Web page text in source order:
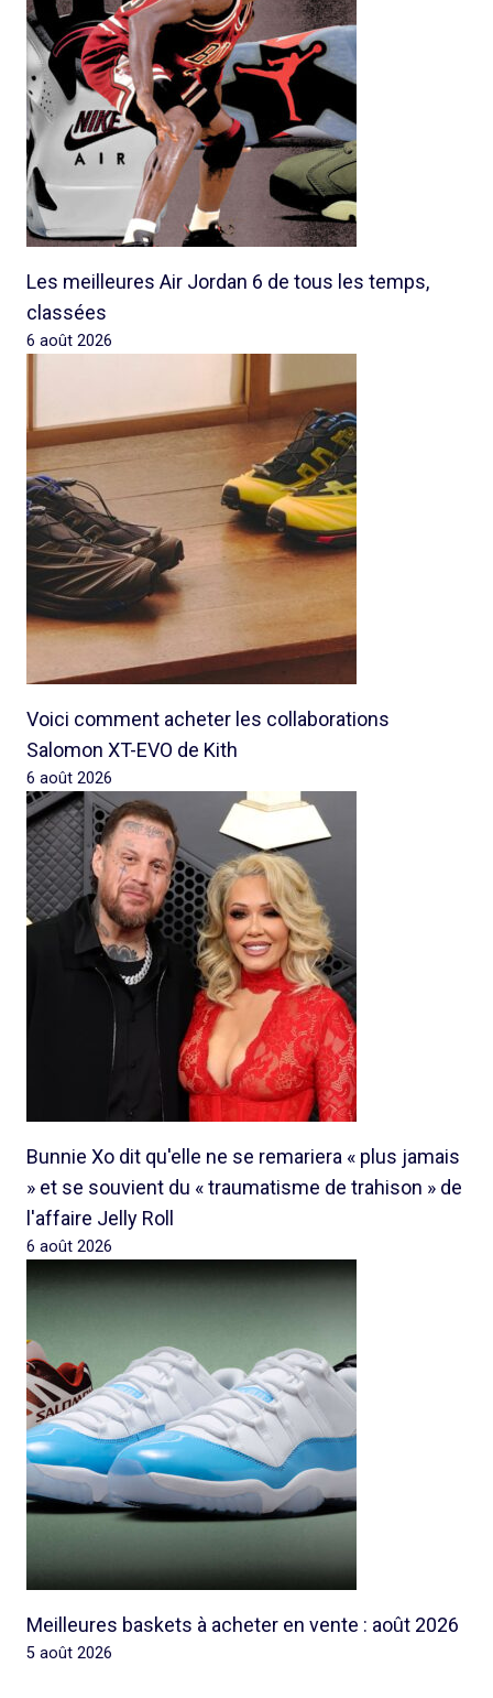
Les meilleures Air Jordan 6 de tous les temps,
classées
6 août 2026
Voici comment acheter les collaborations
Salomon XT-EVO de Kith
6 août 2026
Bunnie Xo dit qu'elle ne se remariera « plus jamais
» et se souvient du « traumatisme de trahison » de
l'affaire Jelly Roll
6 août 2026
Meilleures baskets à acheter en vente : août 2026
5 août 2026